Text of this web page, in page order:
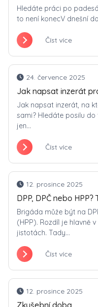
Hledáte práci po
to není konecV dnešní
Číst více
24. července 2025
Jak napsat inzerát
Jak napsat inzerát, na
sami? Hledáte posilu
jen...
Číst více
12. prosince 2025
DPP, DPČ nebo
Brigáda může být na
(HPP). Rozdíl je hlavně
jistotách. Tady...
Číst více
12. prosince 2025
Zkušební doba